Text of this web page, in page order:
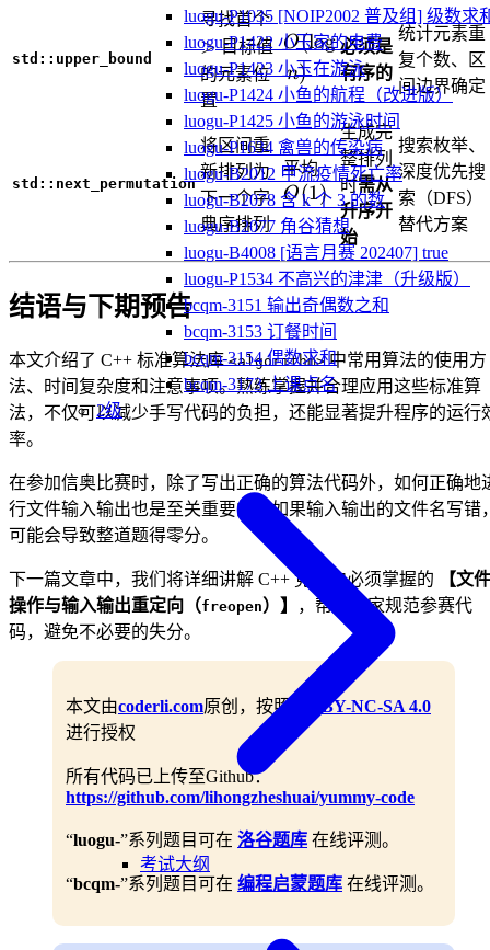
luogu-P1035 [NOIP2002 普及组] 级数求
luogu-P1422 小玉家的电费
luogu-P1423 小玉在游泳
luogu-P1424 小鱼的航程（改进版）
luogu-P1425 小鱼的游泳时间
luogu-P1634 禽兽的传染病
luogu-B2012 甲流疫情死亡率
luogu-B2078 含 k 个 3 的数
luogu-B2077 角谷猜想
luogu-B4008 [语言月赛 202407] true
luogu-P1534 不高兴的津津（升级版）
bcqm-3151 输出奇偶数之和
bcqm-3153 订餐时间
bcqm-3154 偶数求和
bcqm-3173 上课点名
2级
考试大纲
std::upper_bound
寻找首个>
>目标值
的元素位
置
O(\log
n)
O(log
n)
必须是
有序的
统计元素重
复个数、区
间边界确定
std::next_permutation
将区间重
新排列为
下一个字
典序排列
平均O(1)
O(1)
生成完
整排列
时需从
升序开
始
搜索枚举、
深度优先搜
索（DFS）
替代方案
结语与下期预告
本文介绍了 C++ 标准算法库<algorithm>中常用算法的使用方
法、时间复杂度和注意事项。熟练掌握并合理应用这些标准算
法，不仅可以减少手写代码的负担，还能显著提升程序的运行
率。
在参加信奥比赛时，除了写出正确的算法代码外，如何正确地
行文件输入输出也是至关重要的。如果输入输出的文件名写错
可能会导致整道题得零分。
下一篇文章中，我们将详细讲解 C++ 竞赛中必须掌握的
【文件
操作与输入输出重定向（freopen）】
，帮助大家规范参赛代
码，避免不必要的失分。
本文由coderli.com原创，按照
CC BY-NC-SA 4.0
进行授权
所有代码已上传至Github：
https://github.com/lihongzheshuai/yummy-code
“luogu-”系列题目可在 洛谷题库 在线评测。
“bcqm-”系列题目可在 编程启蒙题库 在线评测。